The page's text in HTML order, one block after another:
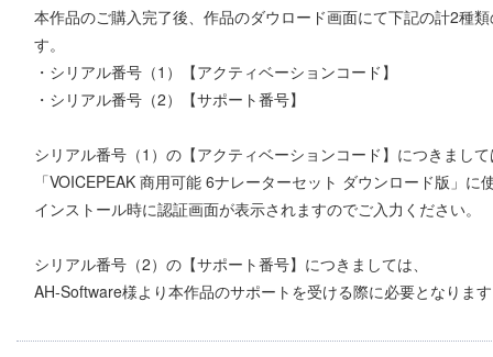
本作品のご購入完了後、作品のダウロード画面にて下記の計2種
す。
・シリアル番号（1）【アクティベーションコード】
・シリアル番号（2）【サポート番号】
シリアル番号（1）の【アクティベーションコード】につきまし
「VOICEPEAK 商用可能 6ナレーターセット ダウンロード版」
インストール時に認証画面が表示されますのでご入力ください。
シリアル番号（2）の【サポート番号】につきましては、
AH-Software様より本作品のサポートを受ける際に必要となりま